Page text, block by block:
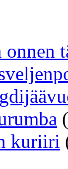
kuriiri